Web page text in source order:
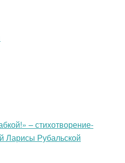
– стихотворение-
Ларисы Рубальской